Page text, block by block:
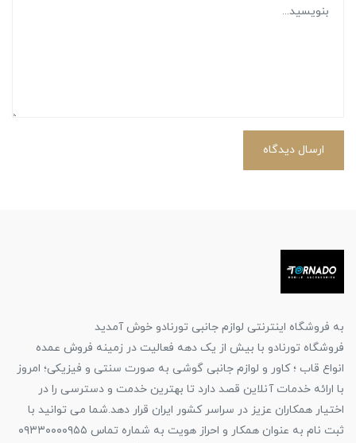
ارسال دیدگاه
به فروشگاه اینترنتی لوازم جانبی تورنادو خوش آمدید
فروشگاه تورنادو با بیش از یک دهه فعالیت در زمینه فروش عمده
انواع قاب ؛ کاور و لوازم جانبی گوشی به صورت سنتی و فیزیکی؛ امروز
با ارائه خدمات آنلاین قصد دارد تا بهترین خدمت و دسترسی را در
اختیار همکاران عزیز در سراسر کشور ایران قرار دهد.شما می توانید با
ثبت نام به عنوان همکار و احراز هویت به شماره تماس ۰۹۳۳۰۰۰۰۹۵۵